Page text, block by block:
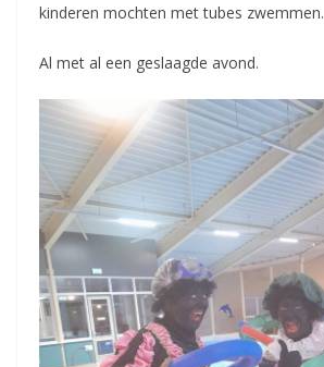
kinderen mochten met tubes zwemmen.
Al met al een geslaagde avond.